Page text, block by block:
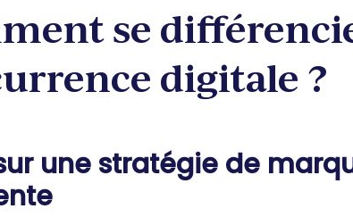
se
digitale ?
une stratégie de